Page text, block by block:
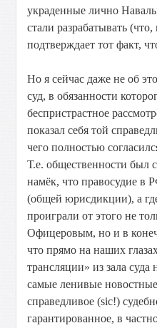
украденные лично
стали разрабатывать (что,
подтверждает тот факт,
Но я сейчас даже не об
суд, в обязанности
беспристрастное
показал себя той
чего полностью
Т.е. общественности был
намёк, что правосудие в
(общей юрисдикции), а
проиграли от этого не
Офицеровым, но и в
что прямо на наших
трансляции» из зала суда
самые ленивые новостные
справедливое (sic!)
гарантированное, в